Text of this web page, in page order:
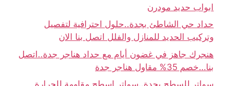
ابواب حديد مودرن
حداد حي الشاطئ بجدة..حلول احترافية لتفصيل
وتركيب الحديد للمنازل والفلل اتصل بنا الان
هنجرك جاهز في غضون أيام مع حداد هناجر جدة..اتصل
بنا…خصم 35% مقاول هناجر جدة
سواتر للسطح بجدة..سواتر اسطح مقاومة للحرارة